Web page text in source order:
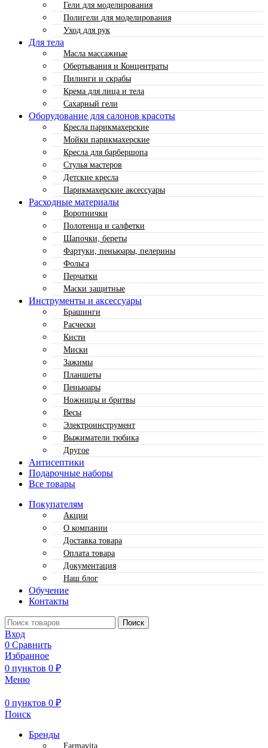
Гели для моделирования
Полигели для моделирования
Уход для рук
Для тела
Масла массажные
Обертывания и Концентраты
Пилинги и скрабы
Крема для лица и тела
Сахарный гели
Оборудование для салонов красоты
Кресла парикмахерские
Мойки парикмахерские
Кресла для барбершопа
Стулья мастеров
Детские кресла
Парикмахерские аксессуары
Расходные материалы
Воротнички
Полотенца и салфетки
Шапочки, береты
Фартуки, пеньюары, пелерины
Фольга
Перчатки
Маски защитные
Инструменты и аксессуары
Брашинги
Расчески
Кисти
Миски
Зажимы
Планшеты
Пеньюары
Ножницы и бритвы
Весы
Электроинструмент
Выжиматели тюбика
Другое
Антисептики
Подарочные наборы
Все товары
Покупателям
Акции
О компании
Доставка товара
Оплата товара
Документация
Наш блог
Обучение
Контакты
Поиск
Вход
0 Сравнить
Избранное
0 пунктов 0 ₽
Меню
0 пунктов 0 ₽
Поиск
Бренды
Farmavita